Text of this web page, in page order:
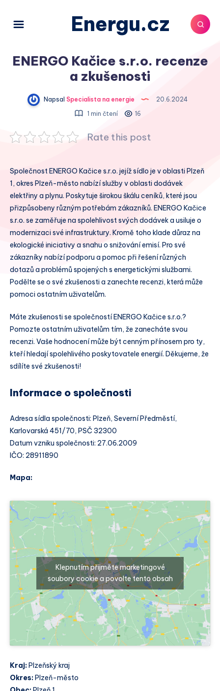
Energu.cz
ENERGO Kačice s.r.o. recenze
a zkušenosti
Napsal Specialista na energie
20.6.2024
1 min čtení
16
Rate this post
Společnost ENERGO Kačice s.r.o. jejíž sídlo je v oblasti Plzeň
1, okres Plzeň-město nabízí služby v oblasti dodávek
elektřiny a plynu. Poskytuje širokou škálu ceníků, které jsou
přizpůsobeny různým potřebám zákazníků. ENERGO Kačice
s.r.o. se zaměřuje na spolehlivost svých dodávek a usiluje o
modernizaci své infrastruktury. Kromě toho klade důraz na
ekologické iniciativy a snahu o snižování emisí. Pro své
zákazníky nabízí podporu a pomoc při řešení různých
dotazů a problémů spojených s energetickými službami.
Podělte se o své zkušenosti a zanechte recenzi, která může
pomoci ostatním uživatelům.
Máte zkušenosti se společností ENERGO Kačice s.r.o.?
Pomozte ostatním uživatelům tím, že zanecháte svou
recenzi. Vaše hodnocení může být cenným přínosem pro ty,
kteří hledají spolehlivého poskytovatele energií. Děkujeme, že
sdílíte své zkušenosti!
Informace o společnosti
Adresa sídla společnosti: Plzeň, Severní Předměstí,
Karlovarská 451/70, PSČ 32300
Datum vzniku společnosti: 27.06.2009
IČO: 28911890
Mapa:
Klepnutím přijměte marketingové
soubory cookie a povolte tento obsah
Kraj: Plzeňský kraj
Okres: Plzeň-město